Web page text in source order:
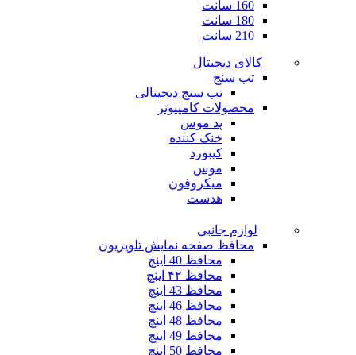
160 سانت
180 سانت
210 سانت
کالای دیجیتال
تب سنج
تب سنج دیجیتالی
محصولات کامپیوتر
پد موس
خنک کننده
کیبورد
موس
میکروفون
هدست
لوازم جانبی
محافظ صفحه نمایش تلویزیون
محافظ 40 اینچ
محافظ ۴۲ اینچ
محافظ 43 اینچ
محافظ 46 اینچ
محافظ 48 اینچ
محافظ 49 اینچ
محافظ 50 اینچ